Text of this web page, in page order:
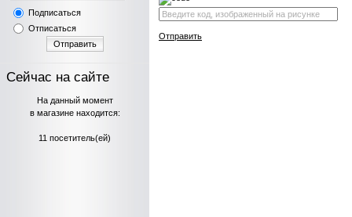
Подписаться
Отписаться
Отправить
Сейчас на сайте
На данный момент
в магазине находится:
11 посетитель(ей)
Отправить